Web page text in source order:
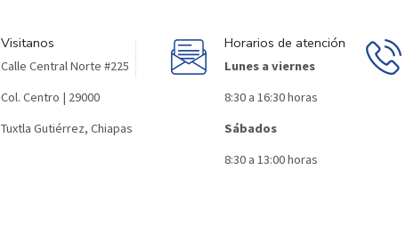
Visitanos
Calle Central Norte #225
Col. Centro | 29000
Tuxtla Gutiérrez, Chiapas
Horarios de atención
Lunes a viernes
8:30 a 16:30 horas
Sábados
8:30 a 13:00 horas